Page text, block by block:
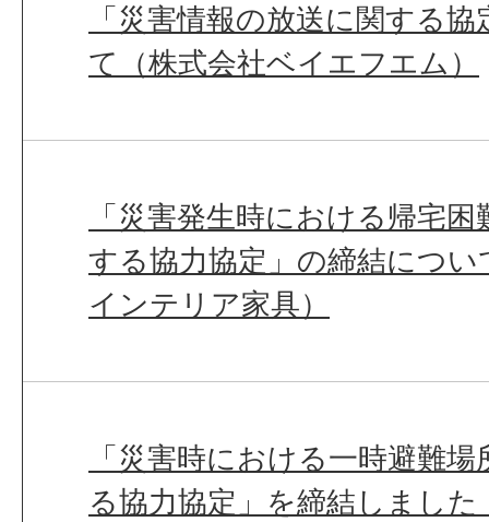
「災害情報の放送に関する
て（株式会社ベイエフエム）
「災害発生時における帰宅
する協力協定」の締結につい
インテリア家具）
「災害時における一時避難
る協力協定」を締結しました